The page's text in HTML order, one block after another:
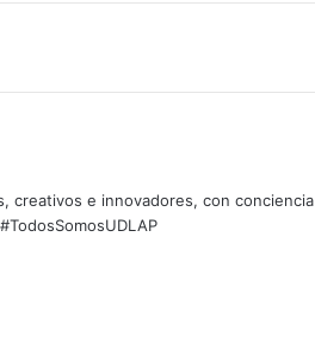
creativos e innovadores, con conciencia